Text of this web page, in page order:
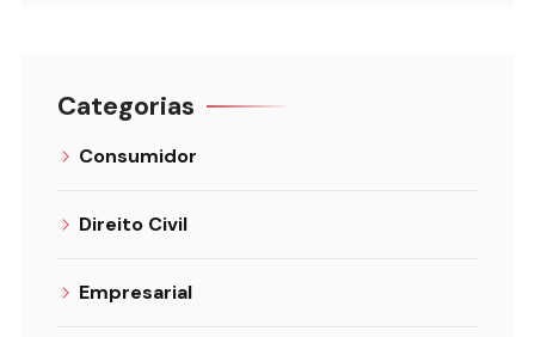
Categorias
Consumidor
Direito Civil
Empresarial